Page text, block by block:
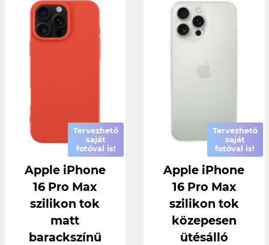
Tervezhető
saját
fotóval is!
Apple iPhone
16 Pro Max
szilikon tok
matt
barackszínű
Tervezhető
saját
fotóval is!
Apple iPhone
16 Pro Max
szilikon tok
közepesen
ütésálló